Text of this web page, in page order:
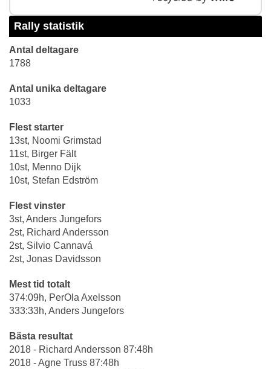
Rally statistik
Antal deltagare
1788
Antal unika deltagare
1033
Flest starter
13st, Noomi Grimstad
11st, Birger Fält
10st, Menno Dijk
10st, Stefan Edström
Flest vinster
3st, Anders Jungefors
2st, Richard Andersson
2st, Silvio Cannavá
2st, Jonas Davidsson
Mest tid totalt
374:09h, PerOla Axelsson
333:33h, Anders Jungefors
Bästa resultat
2018 - Richard Andersson 87:48h
2018 - Agne Truss 87:48h